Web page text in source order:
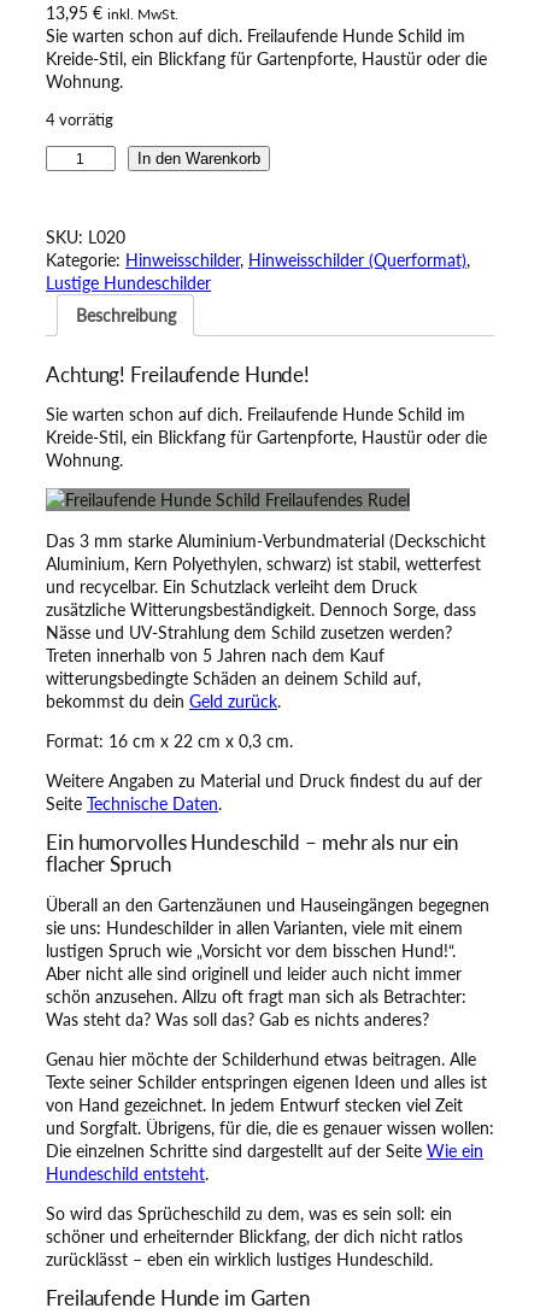
13,95 € inkl. MwSt.
Sie warten schon auf dich. Freilaufende Hunde Schild im
Kreide-Stil, ein Blickfang für Gartenpforte, Haustür oder die
Wohnung.
4 vorrätig
l
a
u
e
n
d
e
H
u
d
S
c
h
i
l
d
–
A
h
t
u
g
!
r
e
i
l
a
u
f
e
n
d
e
s
R
u
d
e
!
In den Warenkorb
SKU: L020
Kategorie: Hinweisschilder, Hinweisschilder (Querformat)
Lustige Hundeschilder
Beschreibung
Achtung! Freilaufende Hunde!
Sie warten schon auf dich. Freilaufende Hunde Schild im
Kreide-Stil, ein Blickfang für Gartenpforte, Haustür oder die
Wohnung.
Das 3 mm starke Aluminium-Verbundmaterial (Deckschicht
Aluminium, Kern Polyethylen, schwarz) ist stabil, wetterfest
und recycelbar. Ein Schutzlack verleiht dem Druck
zusätzliche Witterungsbeständigkeit. Dennoch Sorge, dass
Nässe und UV-Strahlung dem Schild zusetzen werden?
Treten innerhalb von 5 Jahren nach dem Kauf
witterungsbedingte Schäden an deinem Schild auf,
bekommst du dein Geld zurück.
Format: 16 cm x 22 cm x 0,3 cm.
Weitere Angaben zu Material und Druck findest du auf der
Seite Technische Daten.
Ein humorvolles Hundeschild – mehr als nur ein
flacher Spruch
Überall an den Gartenzäunen und Hauseingängen begegnen
sie uns: Hundeschilder in allen Varianten, viele mit einem
lustigen Spruch wie „Vorsicht vor dem bisschen Hund!“.
Aber nicht alle sind originell und leider auch nicht immer
schön anzusehen. Allzu oft fragt man sich als Betrachter:
Was steht da? Was soll das? Gab es nichts anderes?
Genau hier möchte der Schilderhund etwas beitragen. Alle
Texte seiner Schilder entspringen eigenen Ideen und alles ist
von Hand gezeichnet. In jedem Entwurf stecken viel Zeit
und Sorgfalt. Übrigens, für die, die es genauer wissen wollen:
Die einzelnen Schritte sind dargestellt auf der Seite Wie ein
Hundeschild entsteht.
So wird das Sprücheschild zu dem, was es sein soll: ein
schöner und erheiternder Blickfang, der dich nicht ratlos
zurücklässt – eben ein wirklich lustiges Hundeschild.
Freilaufende Hunde im Garten